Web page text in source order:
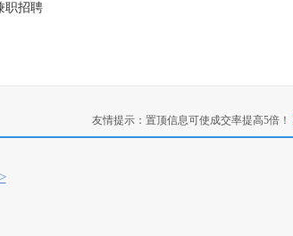
职招聘
友情提示：置顶信息可使成交率提高5倍！